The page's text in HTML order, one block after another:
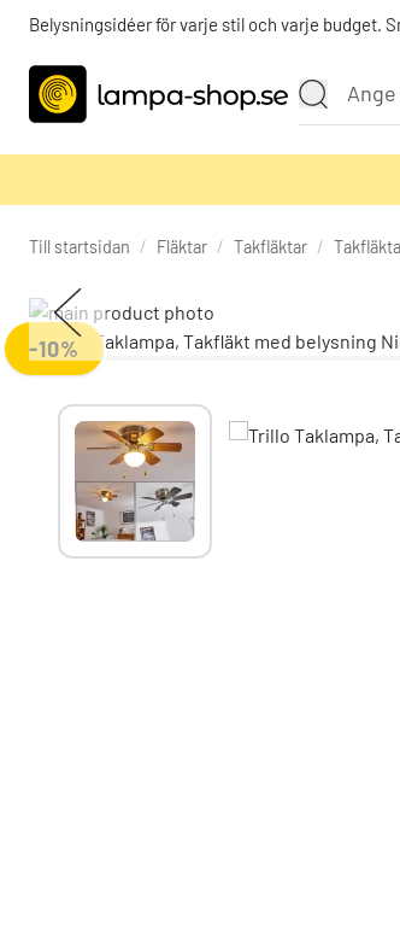
Belysningsidéer för varje stil och varje budget.
Till startsidan / Fläktar / Takfläktar /
-10%